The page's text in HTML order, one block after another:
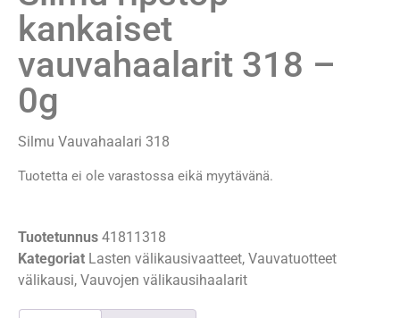
kankaiset
vauvahaalarit 318 –
0g
Silmu Vauvahaalari 318
Tuotetta ei ole varastossa eikä myytävänä.
Tuotetunnus 41811318
Kategoriat Lasten välikausivaatteet, Vauvatuotteet
välikausi, Vauvojen välikausihaalarit